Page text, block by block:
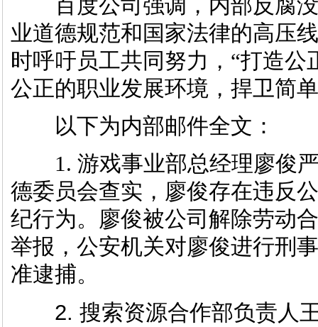
百度公司强调，内部反腐没
业道德规范和国家法律的高压
时呼吁员工共同努力，“打造
公正的职业发展环境，捍卫简
以下为内部邮件全文：
1. 游戏事业部总经理廖俊严
德委员会查实，廖俊存在违反
纪行为。廖俊被公司解除劳动
举报，公安机关对廖俊进行刑
准逮捕。
2. 搜索资源合作部负责人王